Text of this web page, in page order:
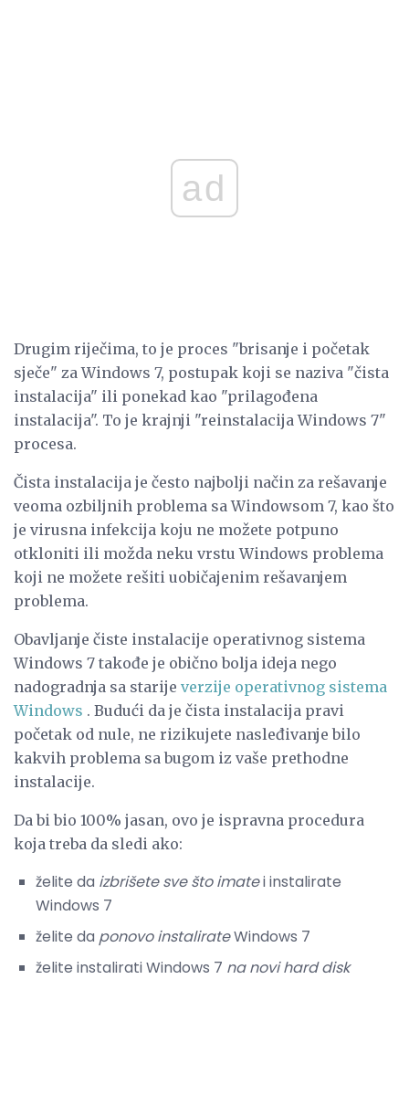
ad
Drugim riječima, to je proces "brisanje i početak
sječe" za Windows 7, postupak koji se naziva "čista
instalacija" ili ponekad kao "prilagođena
instalacija". To je krajnji "reinstalacija Windows 7"
procesa.
Čista instalacija je često najbolji način za rešavanje
veoma ozbiljnih problema sa Windowsom 7, kao što
je virusna infekcija koju ne možete potpuno
otkloniti ili možda neku vrstu Windows problema
koji ne možete rešiti uobičajenim rešavanjem
problema.
Obavljanje čiste instalacije operativnog sistema
Windows 7 takođe je obično bolja ideja nego
nadogradnja sa starije verzije operativnog sistema
Windows . Budući da je čista instalacija pravi
početak od nule, ne rizikujete nasleđivanje bilo
kakvih problema sa bugom iz vaše prethodne
instalacije.
Da bi bio 100% jasan, ovo je ispravna procedura
koja treba da sledi ako:
želite da izbrišete sve što imatei instalirate
Windows 7
želite da ponovo instalirateWindows 7
želite instalirati Windows 7 na novi hard disk